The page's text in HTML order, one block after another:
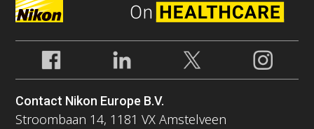
Contact Nikon Europe B.V.
Stroombaan 14, 1181 VX Amstelveen